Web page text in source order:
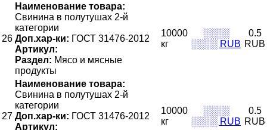
26
Наименование товара:
Свинина в полутушах 2-й
категории
Доп.хар-ки: ГОСТ 31476-2012
Артикул:
Раздел: Мясо и мясные
продукты
10000
кг
░░░░
░░░░ RUB
0.5
RUB
27
Наименование товара:
Свинина в полутушах 2-й
категории
Доп.хар-ки: ГОСТ 31476-2012
Артикул:
10000
кг
░░░░
░░░░ RUB
0.5
RUB